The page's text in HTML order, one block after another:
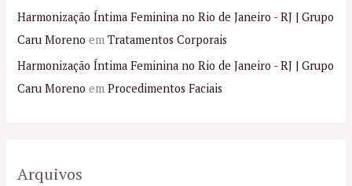
Harmonização Íntima Feminina no Rio de Janeiro - RJ | Grupo
Caru Moreno emTratamentos Corporais
Harmonização Íntima Feminina no Rio de Janeiro - RJ | Grupo
Caru Moreno emProcedimentos Faciais
Arquivos